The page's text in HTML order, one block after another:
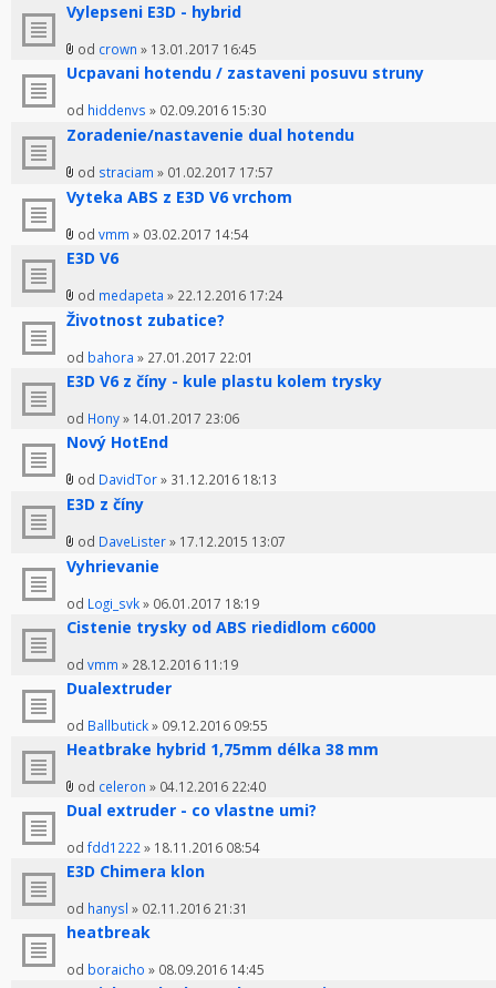
Vylepseni E3D - hybrid
od crown » 13.01.2017 16:45
Ucpavani hotendu / zastaveni posuvu struny
od hiddenvs » 02.09.2016 15:30
Zoradenie/nastavenie dual hotendu
od straciam » 01.02.2017 17:57
Vyteka ABS z E3D V6 vrchom
od vmm » 03.02.2017 14:54
E3D V6
od medapeta » 22.12.2016 17:24
Životnost zubatice?
od bahora » 27.01.2017 22:01
E3D V6 z číny - kule plastu kolem trysky
od Hony» 14.01.2017 23:06
Nový HotEnd
od DavidTor» 31.12.2016 18:13
E3D z číny
od DaveLister» 17.12.2015 13:07
Vyhrievanie
od Logi_svk» 06.01.2017 18:19
Cistenie trysky od ABS riedidlom c6000
od vmm » 28.12.2016 11:19
Dualextruder
od Ballbutick» 09.12.2016 09:55
Heatbrake hybrid 1,75mm délka 38 mm
od celeron » 04.12.2016 22:40
Dual extruder - co vlastne umi?
od fdd1222» 18.11.2016 08:54
E3D Chimera klon
od hanysl » 02.11.2016 21:31
heatbreak
od boraicho » 08.09.2016 14:45